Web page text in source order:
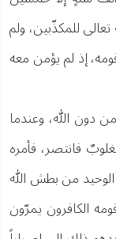
للمكذّبين، ولم
إذ لم يؤمن معه
دون الله، وعندما
فانتصر، فأمره
من بطش الله
الكافرون يمرّون